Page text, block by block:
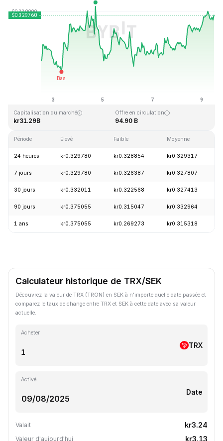
Dernière mise à jour : 2026-08-09, 12:05 GMT+0
Capitalisation du marché
kr31.29B
Offre en circulation
94.90 B
Période Élevé Faible Moyenne
24 heures kr0.329780 kr0.328854 kr0.329317
7 jours kr0.329780 kr0.326387 kr0.327807
30 jours kr0.332011 kr0.322568 kr0.327413
90 jours kr0.375055 kr0.315047 kr0.332964
1 ans kr0.375055 kr0.269273 kr0.315318
Calculateur historique de TRX/SEK
Découvrez la valeur de TRX (TRON) en SEK à n'importe quelle date passée et
comparez le taux de change entre TRX et SEK à cette date avec sa valeur
actuelle.
Acheter
TRX
Activé
Date
Valait kr3.24
Valeur d'aujourd'hui kr3.13